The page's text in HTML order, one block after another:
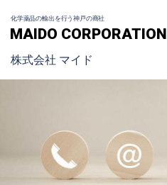
化学薬品の輸出を行う神戸の商社
MAIDO CORPORATION
株式会社 マイド